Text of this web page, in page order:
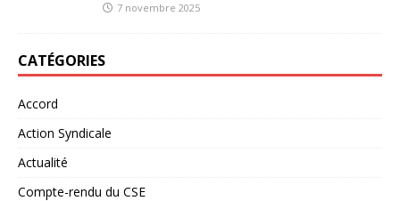
7 novembre 2025
CATÉGORIES
Accord
Action Syndicale
Actualité
Compte-rendu du CSE